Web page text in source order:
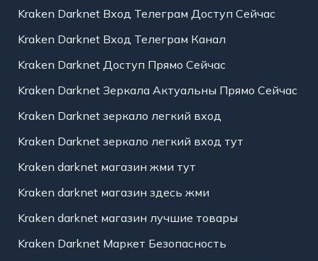
Kraken Darknet Вход Телеграм Доступ Сейчас
Kraken Darknet Вход Телеграм Канал
Kraken Darknet Доступ Прямо Сейчас
Kraken Darknet Зеркала Актуальны Прямо Сейчас
Kraken Darknet зеркало легкий вход
Kraken Darknet зеркало легкий вход тут
Kraken darknet магазин жми тут
Kraken darknet магазин здесь жми
Kraken darknet магазин лучшие товары
Kraken Darknet Маркет Безопасность